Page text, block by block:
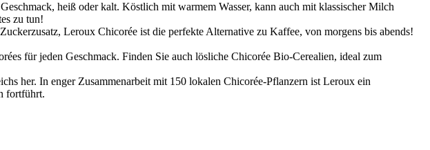
heiß oder kalt. Köstlich mit warmem Wasser, kann auch mit klassischer Milch
zu tun!
Leroux Chicorée ist die perfekte Alternative zu Kaffee, von morgens bis abends!
für jeden Geschmack. Finden Sie auch lösliche Chicorée Bio-Cerealien, ideal zum
her. In enger Zusammenarbeit mit 150 lokalen Chicorée-Pflanzern ist Leroux ein
fortführt.